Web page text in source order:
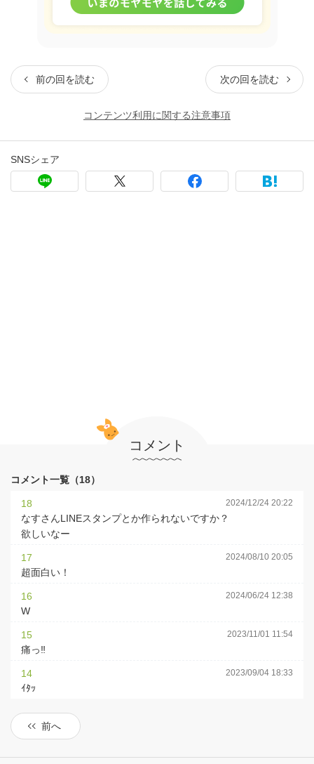
前の回を読む 次の回を読む
コンテンツ利用に関する注意事項
SNSシェア
コメント
コメント一覧（18）
18 2024/12/24 20:22
なすさんLINEスタンプとか作られないですか？
欲しいなー
17 2024/08/10 20:05
超面白い！
16 2024/06/24 12:38
W
15 2023/11/01 11:54
痛っ‼︎
14 2023/09/04 18:33
ｲﾀｯ
前へ